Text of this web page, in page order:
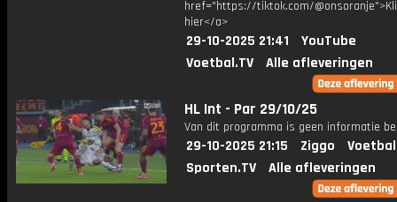
href="https://tiktok.com/
hier</a>
29-10-2025 21:41
YouTube
Voetbal.TV
Alle afleveringen
HL Int - Par 29/10/25
Van dit programma is geen informatie
29-10-2025 21:15 Ziggo
Sporten.TV
Alle afleveringen